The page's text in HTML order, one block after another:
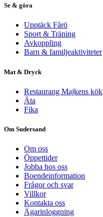
Se & göra
Upptäck Fårö
Sport & Träning
Avkoppling
Barn & familjeaktiviteter
Mat & Dryck
Restaurang Majkens kök
Äta
Fika
Om Sudersand
Om oss
Öppettider
Jobba hos oss
Boendeinformation
Frågor och svar
Villkor
Kontakta oss
Ägarinloggning